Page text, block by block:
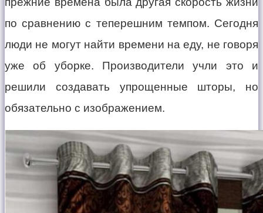
по сравнению с теперешним темпом. Сегодня
люди не могут найти времени на еду, не говоря
уже об уборке. Производители учли это и
решили создавать упрощенные шторы, но
обязательно с изображением.